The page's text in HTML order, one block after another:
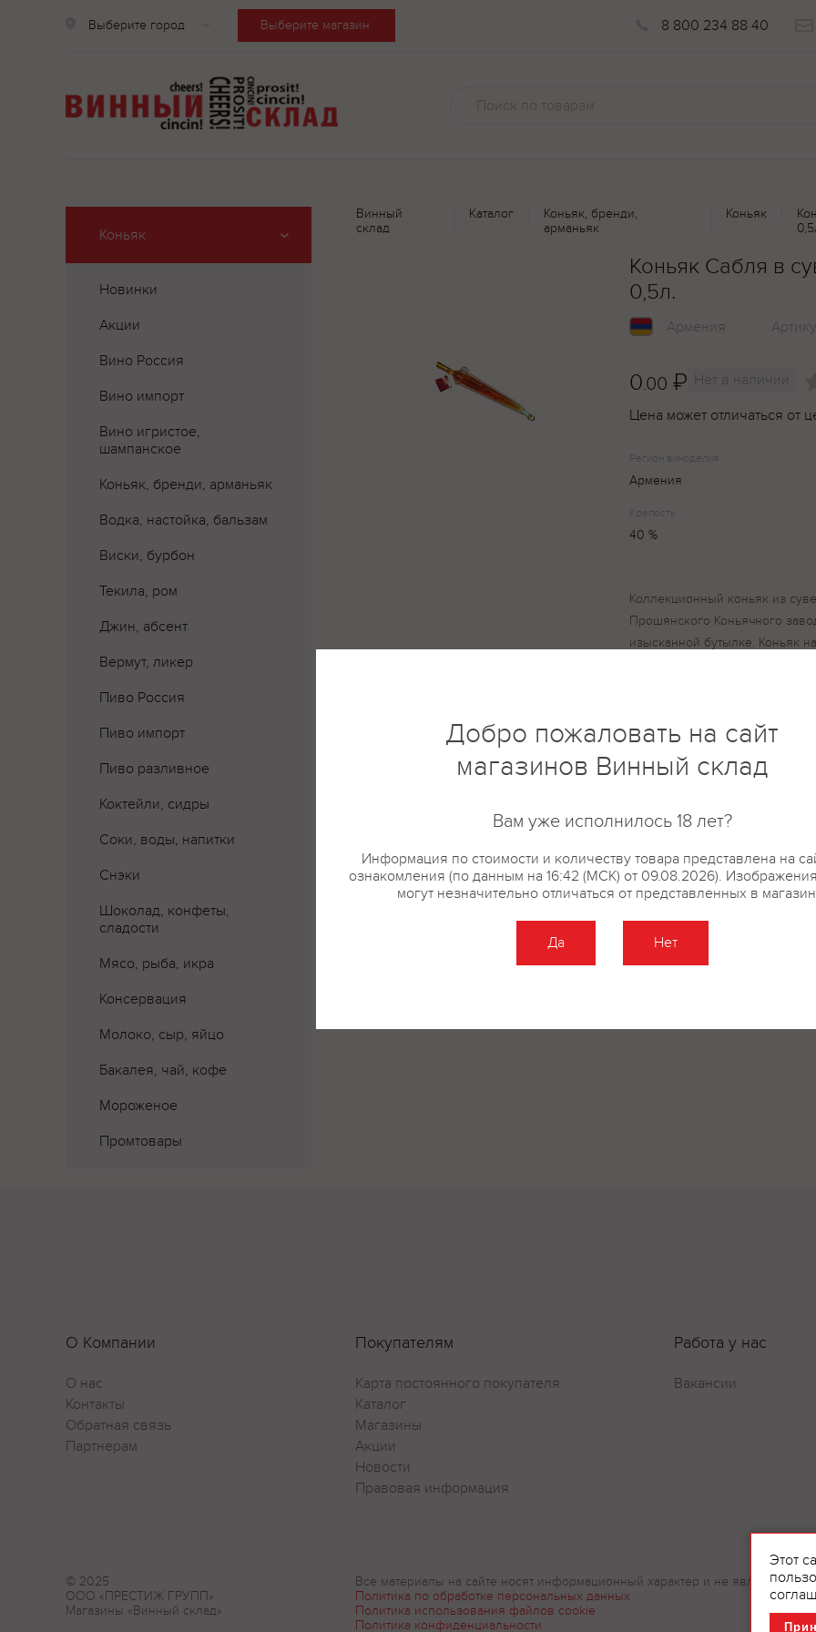
Выберите город Выберите магазин 8 800 234 88 40
Коньяк
Новинки
Акции
Вино Россия
Вино импорт
Вино игристое,
шампанское
Коньяк, бренди, арманьяк
Водка, настойка, бальзам
Виски, бурбон
Текила, ром
Джин, абсент
Вермут, ликер
Пиво Россия
Пиво импорт
Пиво разливное
Коктейли, сидры
Соки, воды, напитки
Снэки
Шоколад, конфеты,
сладости
Мясо, рыба, икра
Консервация
Молоко, сыр, яйцо
Бакалея, чай, кофе
Мороженое
Промтовары
Винный
склад
Каталог
Коньяк, бренди,
арманьяк
Коньяк
Коньяк Сабля в
0,5л.
Армения
0.00 ₽ Нет в наличии
Цена может отличаться от
Регион виноделия
Армения
Крепость
40 %
Коллекционный коньяк из
Прошянского Коньячного
изысканной бутылке. Коньяк
яркими нотами изюма,
дубовыми и древесными
Армении, по классической
дистиллятов, выдержанных в
О Компании
О нас
Контакты
Обратная связь
Партнерам
Покупателям
Карта постоянного покупателя
Каталог
Магазины
Акции
Новости
Правовая информация
Работа у нас
Вакансии
© 2025
ООО «ПРЕСТИЖ ГРУПП»
Магазины «Винный склад»
Все материалы на сайте носят информационный характер и не являются
Политика по обработке персональных данных
Политика использования файлов cookie
Политика конфиденциальности
Этот
Добро пожаловать на сайт
магазинов Винный склад
Вам уже исполнилось 18 лет?
Информация по стоимости и количеству товара представлена на
ознакомления (по данным на 16:42 (МСК) от 09.08.2026).
могут незначительно отличаться от представленных в
Да Нет